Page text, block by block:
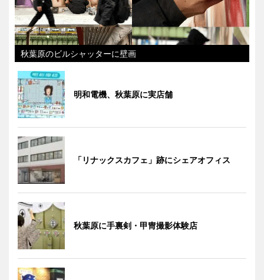
秋葉原のビルシャッターに壁画
明和電機、秋葉原に実店舗
「リナックスカフェ」跡にシェアオフィス
秋葉原に手裏剣・甲冑撮影体験店